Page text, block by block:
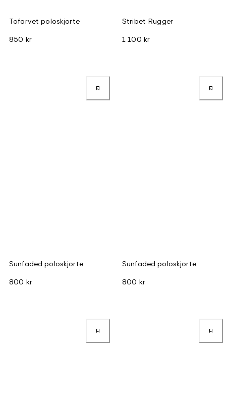
Tofarvet poloskjorte
850 kr
Stribet Rugger
1 100 kr
Sunfaded poloskjorte
800 kr
Sunfaded poloskjorte
800 kr